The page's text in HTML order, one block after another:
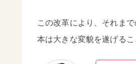
この改革により、それま
本は大きな変貌を遂げるこ